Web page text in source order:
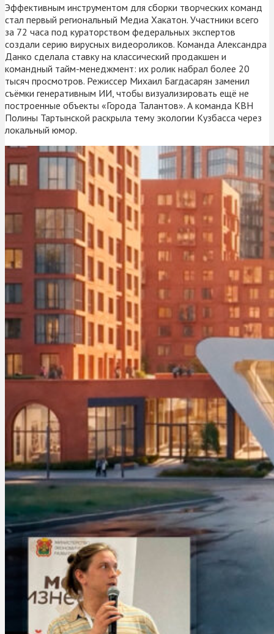
Эффективным инструментом для сборки творческих команд
стал первый региональный Медиа Хакатон. Участники всего
за 72 часа под кураторством федеральных экспертов
создали серию вирусных видеороликов. Команда Александра
Данко сделала ставку на классический продакшен и
командный тайм-менеджмент: их ролик набрал более 20
тысяч просмотров. Режиссер Михаил Багдасарян заменил
съёмки генеративным ИИ, чтобы визуализировать ещё не
построенные объекты «Города Талантов». А команда КВН
Полины Тартынской раскрыла тему экологии Кузбасса через
локальный юмор.